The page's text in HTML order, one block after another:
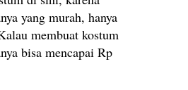
yang murah, hanya
membuat kostum
bisa mencapai Rp